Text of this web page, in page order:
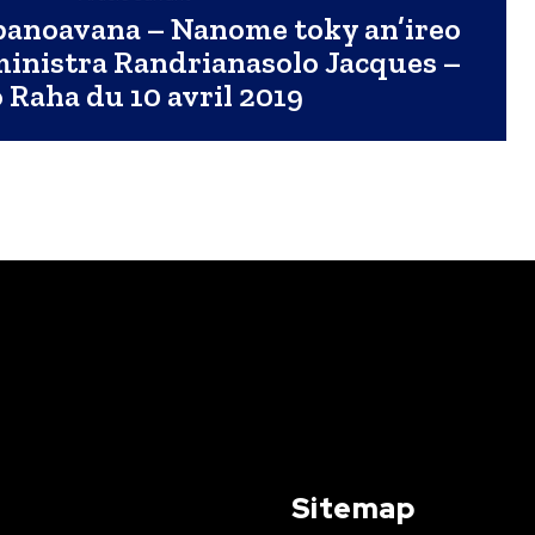
– Nanome toky an’ireo
Randrianasolo Jacques –
Raha du 10 avril 2019
Sitemap